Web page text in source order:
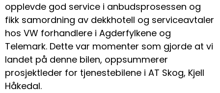
opplevde god service i anbudsprosessen og
fikk samordning av dekkhotell og serviceavtaler
hos VW forhandlere i Agderfylkene og
Telemark. Dette var momenter som gjorde at vi
landet på denne bilen, oppsummerer
prosjektleder for tjenestebilene i AT Skog, Kjell
Håkedal.